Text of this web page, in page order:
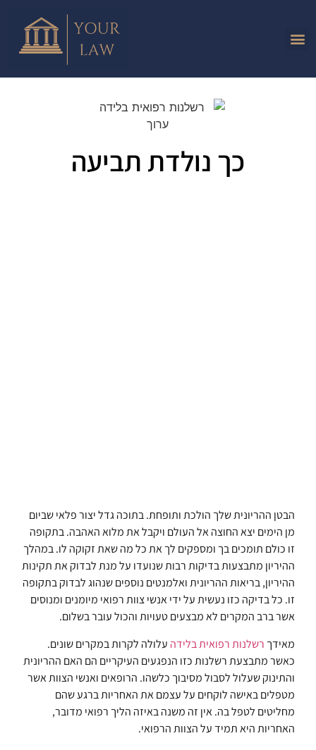
כך נולדת תביעה
הבטן ההריונית שלך הולכת ותופחת. בתוכה גדל יצור פלאי שביום
מן הימים יצא החוצה אל העולם ויקבל את מלוא האהבה. בתקופה
זו כולם תומכים בך ומספקים לך את כל מה שאת זקוקה לו. במהלך
ההיריון מתבצעות בדיקות רבות שנועדו על מנת לבדוק את תקינות
ההיריון, בריאות ההריונית ואלמנטים נוספים שנהוג לבדוק בתקופה
זו. כל בדיקה כזו נעשית על ידי אנשי צוות רפואי מיומנים ומנוסים
אשר ברב המקרים לא מבצעים טעויות והכול עובר בשלום.
מאידךרשלנות רפואית בלידה עלולה לקרות במקרים שונים.
כאשר מתבצעת רשלנות כזו הנפגעים העיקריים הם האם ההריונית
והתינוק שעלול לסבול מסיבוך כלשהו. הרופאים ואנשי הצוות אשר
מטפלים באישה לוקחים על עצמם את האחריות ברגע שהם
מחליטים לטפל בה. אין זה משנה באיזה הליך רפואי מדובר,
האחריות היא תמיד על הצוות הרפואי.